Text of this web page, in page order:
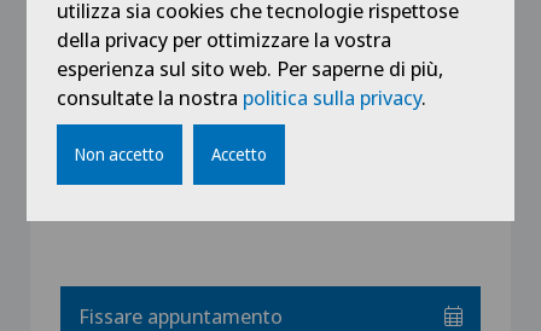
Specializzazione
Oftalmologia (oculistica),
Chirurgia oculistica,
Stella grigia (cataratta),
Vedi altro
Fissare appuntamento
utilizza sia cookies che tecnologie rispettose
della privacy per ottimizzare la vostra
esperienza sul sito web. Per saperne di più,
consultate la nostra politica sulla privacy.
Non accetto Accetto